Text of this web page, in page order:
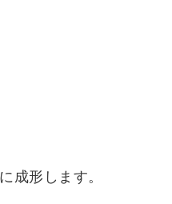
成形します。